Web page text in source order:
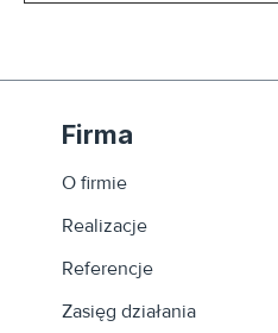
Firma
O firmie
Realizacje
Referencje
Zasięg działania